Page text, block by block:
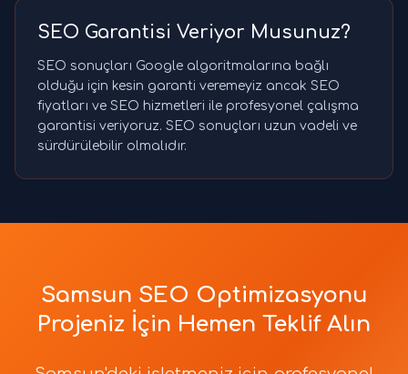
SEO Garantisi Veriyor Musunuz?
SEO sonuçları Google algoritmalarına bağlı
olduğu için kesin garanti veremeyiz ancak SEO
fiyatları ve SEO hizmetleri ile profesyonel çalışma
garantisi veriyoruz. SEO sonuçları uzun vadeli ve
sürdürülebilir olmalıdır.
Samsun SEO Optimizasyonu
Projeniz İçin Hemen Teklif Alın